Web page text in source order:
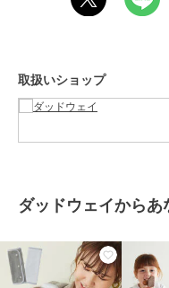
¥1888ｸｰﾎﾟﾝ
ウォッシュドブラック
¥ 15,400
¥1888
電池ボックスに電池を入れ
冷やした保冷ジェルはメッ
【抱っこひもにご使用の場合
1.ケーブル固定用フラップに
取扱いショップ
ダッドウェイから